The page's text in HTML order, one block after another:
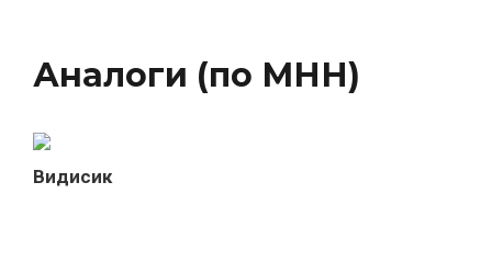
Аналоги (по МНН)
Видисик